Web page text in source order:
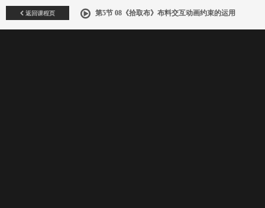
返回课程页 第5节 08《拾取布》布料交互动画约束的运用